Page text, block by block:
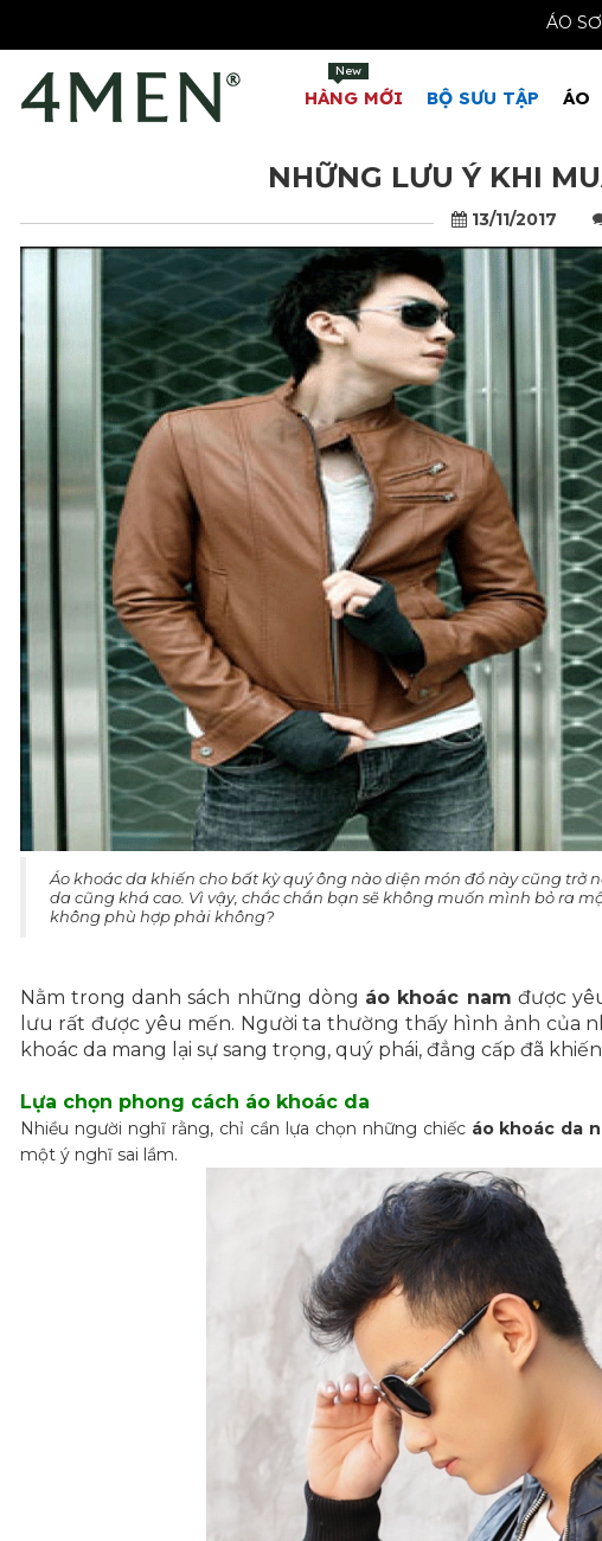
HÀNG MỚI
New
BỘ SƯU TẬP ÁO
NHỮNG LƯU Ý KHI
13/11/2017
Áo khoác da khiến cho bất kỳ quý ông nào diện món đồ này cũng
da cũng khá cao. Vì vậy, chắc chắn bạn sẽ không muốn mình bỏ ra
không phù hợp phải không?
Nằm trong danh sách những dòng áo khoác nam được
lưu rất được yêu mến. Người ta thường thấy hình ảnh của
khoác da mang lại sự sang trọng, quý phái, đẳng cấp đã
Lựa chọn phong cách áo khoác da
Nhiều người nghĩ rằng, chỉ cần lựa chọn những chiếc áo khoác da
một ý nghĩ sai lầm.